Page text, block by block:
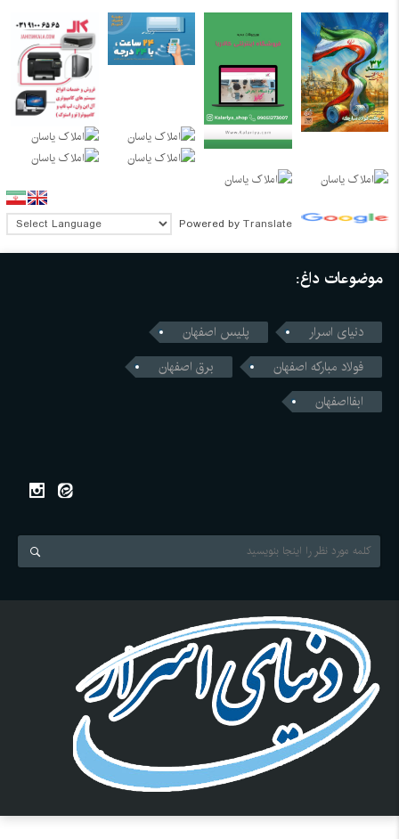
Powered by Translate
موضوعات داغ:
دنیای اسرار
پلیس اصفهان
فولاد مبارکه اصفهان
برق اصفهان
ابفااصفهان